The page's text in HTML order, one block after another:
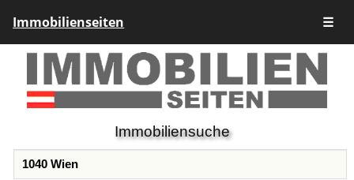
Immobilienseiten ☰
Immobiliensuche